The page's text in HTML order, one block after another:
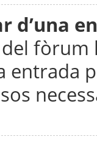
d’una
entrada